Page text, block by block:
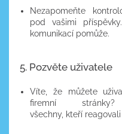
Nezapomeňte
pod vašimi
komunikací pomůže.
5. Pozvěte uživatele
Víte, že můžete
firemní
všechny, kteří